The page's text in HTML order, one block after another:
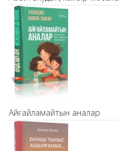
Айғайламайтын аналар